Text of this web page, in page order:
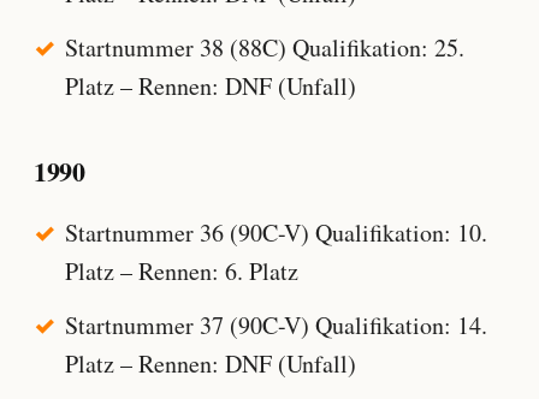
Startnummer 38 (88C) Qualifikation: 25.
Platz – Rennen: DNF (Unfall)
1990
Startnummer 36 (90C-V) Qualifikation: 10.
Platz – Rennen: 6. Platz
Startnummer 37 (90C-V) Qualifikation: 14.
Platz – Rennen: DNF (Unfall)